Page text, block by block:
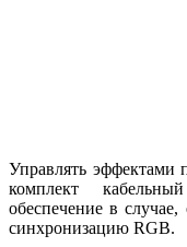
Управлять эффектами
комплект
обеспечение в
синхронизацию RGB.